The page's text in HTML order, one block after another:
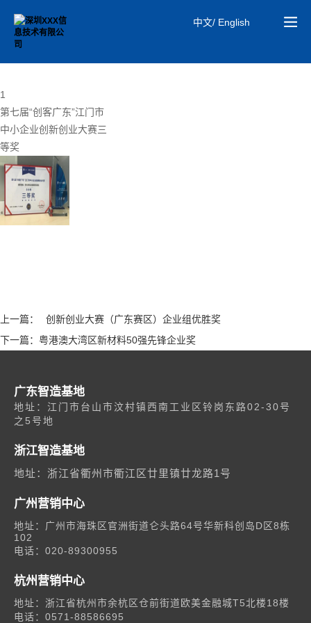
中文/ English
研发实力
1
第七届“创客广东”江门市
中小企业创新创业大赛三
等奖
上一篇：
创新创业大赛（广东赛区）企业组优胜奖
下一篇： 粤港澳大湾区新材料50强先锋企业奖
广东智造基地
地址：江门市台山市汶村镇西南工业区铃岗东路02-30号
之5号地
浙江智造基地
地址：浙江省衢州市衢江区廿里镇廿龙路1号
广州营销中心
地址：广州市海珠区官洲街道仑头路64号华新科创岛D区8栋
102
电话：020-89300955
杭州营销中心
地址：浙江省杭州市余杭区仓前街道欧美金融城T5北楼18楼
电话：0571-88586695